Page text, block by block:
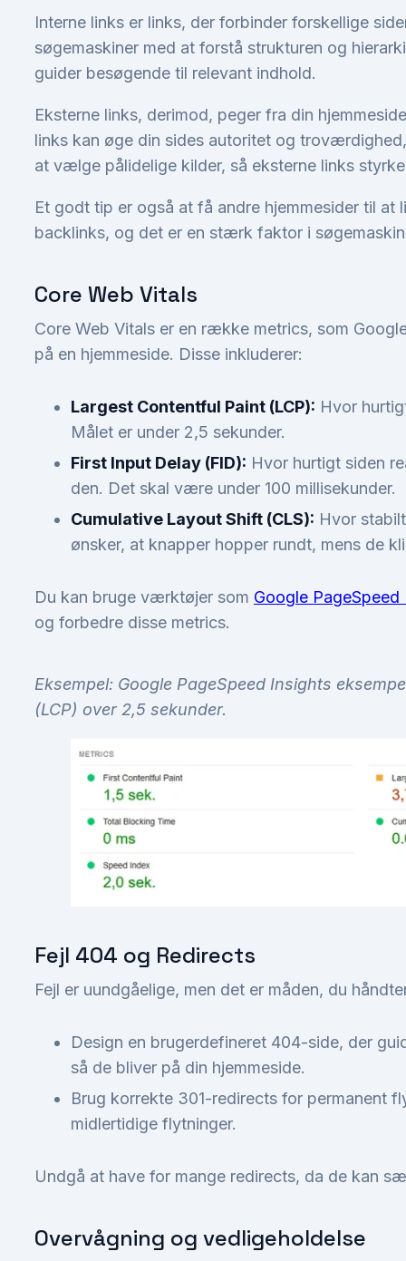
Interne links er links, der forbinder forskellige
søgemaskiner med at forstå strukturen og
guider besøgende til relevant indhold.
Eksterne links, derimod, peger fra din
links kan øge din sides autoritet og
at vælge pålidelige kilder, så eksterne links
Et godt tip er også at få andre hjemmesider til at
backlinks, og det er en stærk faktor i
Core Web Vitals
Core Web Vitals er en række metrics, som
på en hjemmeside. Disse inkluderer:
Largest Contentful Paint (LCP): Hvor
Målet er under 2,5 sekunder.
First Input Delay (FID): Hvor hurtigt siden
den. Det skal være under 100 millisekunder.
Cumulative Layout Shift (CLS): Hvor
ønsker, at knapper hopper rundt, mens de
Du kan bruge værktøjer som Google PageSpeed
og forbedre disse metrics.
Eksempel: Google PageSpeed Insights
(LCP) over 2,5 sekunder.
Fejl 404 og Redirects
Fejl er uundgåelige, men det er måden, du
Design en brugerdefineret 404-side, der
så de bliver på din hjemmeside.
Brug korrekte 301-redirects for permanent
midlertidige flytninger.
Undgå at have for mange redirects, da de kan
Overvågning og vedligeholdelse